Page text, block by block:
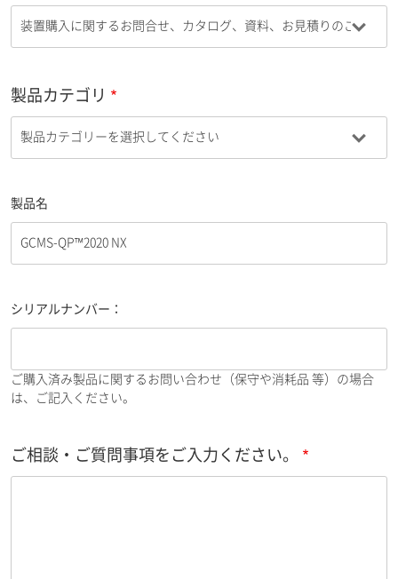
製品カテゴリ
製品名
シリアルナンバー：
ご購入済み製品に関するお問い合わせ（保守や消耗品 等）の場合
は、ご記入ください。
ご相談・ご質問事項をご入力ください。